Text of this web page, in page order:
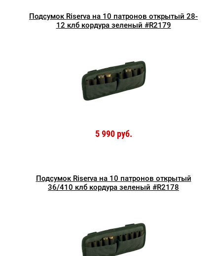
Подсумок Riserva на 10 патронов открытый 28-
12 клб кордура зеленый #R2179
5 990 руб.
Подсумок Riserva на 10 патронов открытый
36/410 клб кордура зеленый #R2178